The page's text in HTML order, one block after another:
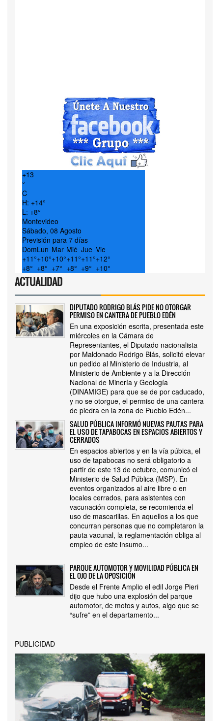
+13
°
C
H: +14°
L: +8°
Montevideo
Sábado, 08 Agosto
Previsión para 7 días
DomLun Mar Mié Jue Vie
+11°+10°+10°+11°+11°+12°
+8° +8° +7° +8° +9° +10°
ACTUALIDAD
DIPUTADO RODRIGO BLÁS PIDE NO OTORGAR
PERMISO EN CANTERA DE PUEBLO EDÉN
En una exposición escrita, presentada este
miércoles en la Cámara de
Representantes, el Diputado nacionalista
por Maldonado Rodrigo Blás, solicitó elevar
un pedido al Ministerio de Industria, al
Ministerio de Ambiente y a la Dirección
Nacional de Minería y Geología
(DINAMIGE) para que se de por caducado,
y no se otorgue, el permiso de una cantera
de piedra en la zona de Pueblo Edén...
SALUD PÚBLICA INFORMÓ NUEVAS PAUTAS PARA
EL USO DE TAPABOCAS EN ESPACIOS ABIERTOS Y
CERRADOS
En espacios abiertos y en la vía púbica, el
uso de tapabocas no será obligatorio a
partir de este 13 de octubre, comunicó el
Ministerio de Salud Pública (MSP). En
eventos organizados al aire libre o en
locales cerrados, para asistentes con
vacunación completa, se recomienda el
uso de mascarillas. En aquellos a los que
concurran personas que no completaron la
pauta vacunal, la reglamentación obliga al
empleo de este insumo...
PARQUE AUTOMOTOR Y MOVILIDAD PÚBLICA EN
EL OJO DE LA OPOSICIÓN
Desde el Frente Amplio el edil Jorge Pieri
dijo que hubo una explosión del parque
automotor, de motos y autos, algo que se
“sufre” en el departamento...
PUBLICIDAD